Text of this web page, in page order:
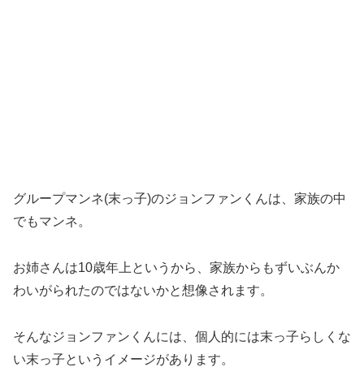
グループマンネ(末っ子)のジョンファンくんは、家族の中
でもマンネ。
お姉さんは10歳年上というから、家族からもずいぶんか
わいがられたのではないかと想像されます。
そんなジョンファンくんには、個人的には末っ子らしくな
い末っ子というイメージがあります。